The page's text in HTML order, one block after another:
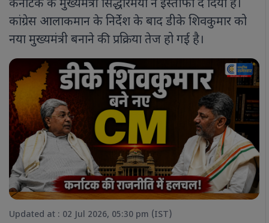
कर्नाटक के मुख्यमंत्री सिद्धारमैया ने इस्तीफा दे दिया है।
कांग्रेस आलाकमान के निर्देश के बाद डीके शिवकुमार को
नया मुख्यमंत्री बनाने की प्रक्रिया तेज हो गई है।
Updated at : 02 Jul 2026, 05:30 pm (IST)